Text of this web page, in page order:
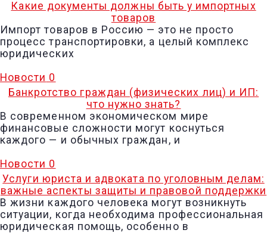
Какие документы должны быть у импортных
товаров
Импорт товаров в Россию — это не просто
процесс транспортировки, а целый комплекс
юридических
Новости 0
Банкротство граждан (физических лиц) и ИП:
что нужно знать?
В современном экономическом мире
финансовые сложности могут коснуться
каждого — и обычных граждан, и
Новости 0
Услуги юриста и адвоката по уголовным делам:
важные аспекты защиты и правовой поддержки
В жизни каждого человека могут возникнуть
ситуации, когда необходима профессиональная
юридическая помощь, особенно в